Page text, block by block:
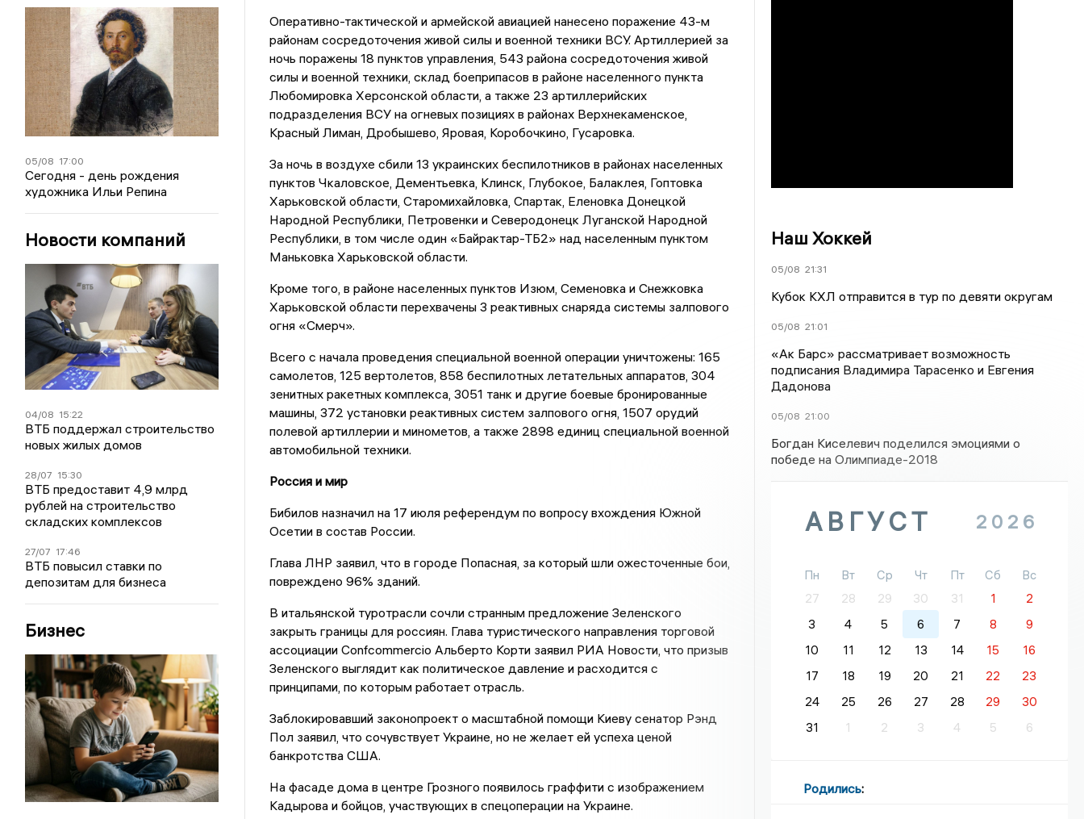
05/08 17:00
Сегодня - день рождения
художника Ильи Репина
Новости компаний
04/08 15:22
ВТБ поддержал строительство
новых жилых домов
28/07 15:30
ВТБ предоставит 4,9 млрд
рублей на строительство
складских комплексов
27/07 17:46
ВТБ повысил ставки по
депозитам для бизнеса
Бизнес
Оперативно-тактической и армейской авиацией нанесено поражение 43-м
районам сосредоточения живой силы и военной техники ВСУ. Артиллерией за
ночь поражены 18 пунктов управления, 543 района сосредоточения живой
силы и военной техники, склад боеприпасов в районе населенного пункта
Любомировка Херсонской области, а также 23 артиллерийских
подразделения ВСУ на огневых позициях в районах Верхнекаменское,
Красный Лиман, Дробышево, Яровая, Коробочкино, Гусаровка.
За ночь в воздухе сбили 13 украинских беспилотников в районах населенных
пунктов Чкаловское, Дементьевка, Клинск, Глубокое, Балаклея, Гоптовка
Харьковской области, Старомихайловка, Спартак, Еленовка Донецкой
Народной Республики, Петровенки и Северодонецк Луганской Народной
Республики, в том числе один «Байрактар-ТБ2» над населенным пунктом
Маньковка Харьковской области.
Кроме того, в районе населенных пунктов Изюм, Семеновка и Снежковка
Харьковской области перехвачены 3 реактивных снаряда системы залпового
огня «Смерч».
Всего с начала проведения специальной военной операции уничтожены: 165
самолетов, 125 вертолетов, 858 беспилотных летательных аппаратов, 304
зенитных ракетных комплекса, 3051 танк и другие боевые бронированные
машины, 372 установки реактивных систем залпового огня, 1507 орудий
полевой артиллерии и минометов, а также 2898 единиц специальной военной
автомобильной техники.
Россия и мир
Бибилов назначил на 17 июля референдум по вопросу вхождения Южной
Осетии в состав России.
Глава ЛНР заявил, что в городе Попасная, за который шли ожесточенные бои,
повреждено 96% зданий.
В итальянской туротрасли сочли странным предложение Зеленского
закрыть границы для россиян. Глава туристического направления торговой
ассоциации Confcommercio Альберто Корти заявил РИА Новости, что призыв
Зеленского выглядит как политическое давление и расходится с
принципами, по которым работает отрасль.
Заблокировавший законопроект о масштабной помощи Киеву сенатор Рэнд
Пол заявил, что сочувствует Украине, но не желает ей успеха ценой
банкротства США.
На фасаде дома в центре Грозного появилось граффити с изображением
Кадырова и бойцов, участвующих в спецоперации на Украине.
Наш Хоккей
05/08 21:31
Кубок КХЛ отправится в тур по девяти округам
05/08 21:01
«Ак Барс» рассматривает возможность
подписания Владимира Тарасенко и Евгения
Дадонова
05/08 21:00
Богдан Киселевич поделился эмоциями о
победе на Олимпиаде-2018
АВГУСТ 2026
Пн Вт Ср Чт Пт Сб
Вс
27
28 29 30 31 1
2
3
4 5 6 7 8
9
10
11 12 13 14 15
16
17
18 19 20 21 22
23
24
25 26 27 28 29
30
31
1 2 3 4 5 6
Родились: